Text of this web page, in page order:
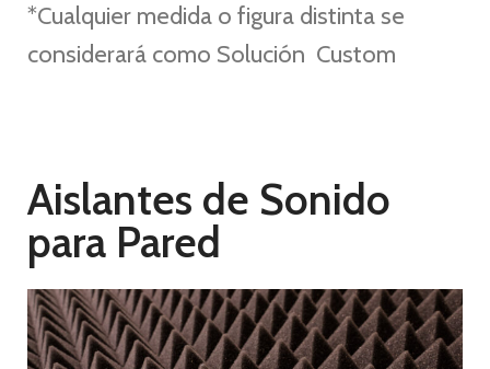
*Cualquier medida o figura distinta se
considerará como Solución Custom
Aislantes de Sonido
para Pared